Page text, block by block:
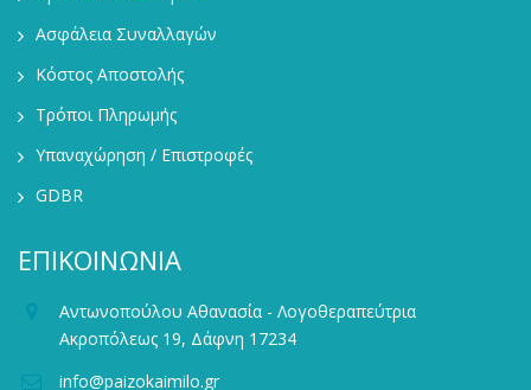
Ασφάλεια Συναλλαγών
Κόστος Αποστολής
Τρόποι Πληρωμής
Υπαναχώρηση / Επιστροφές
GDBR
ΕΠΙΚΟΙΝΩΝΙΑ
Αντωνοπούλου Αθανασία - Λογοθεραπεύτρια
Ακροπόλεως 19, Δάφνη 17234
info@paizokaimilo.gr